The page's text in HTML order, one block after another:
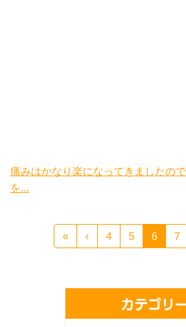
痛みはかなり楽になってきましたの
を...
« ‹ 4 5 6 7
カテゴリー